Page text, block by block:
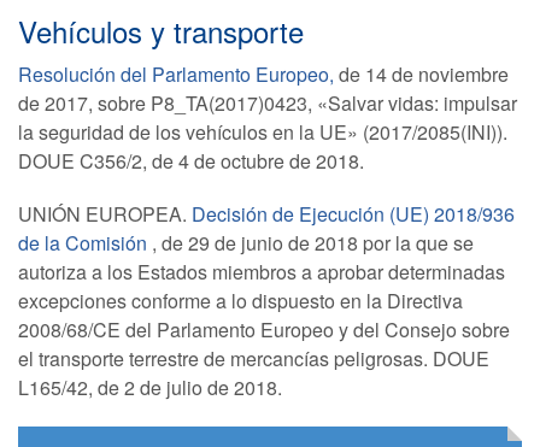
Vehículos y transporte
Resolución del Parlamento Europeo, de 14 de noviembre
de 2017, sobre P8_TA(2017)0423, «Salvar vidas: impulsar
la seguridad de los vehículos en la UE» (2017/2085(INI)).
DOUE C356/2, de 4 de octubre de 2018.
UNIÓN EUROPEA. Decisión de Ejecución (UE) 2018/936
de la Comisión , de 29 de junio de 2018 por la que se
autoriza a los Estados miembros a aprobar determinadas
excepciones conforme a lo dispuesto en la Directiva
2008/68/CE del Parlamento Europeo y del Consejo sobre
el transporte terrestre de mercancías peligrosas. DOUE
L165/42, de 2 de julio de 2018.